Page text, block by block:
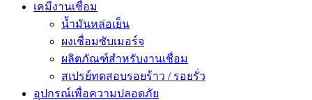
เคมีงานเชื่อม
น้ำมันหล่อเย็น
ผงเชื่อมซับเมอร์จ
ผลิตภัณฑ์สำหรับงานเชื่อม
สเปรย์ทดสอบรอยร้าว / รอยรั่ว
อุปกรณ์เพื่อความปลอดภัย